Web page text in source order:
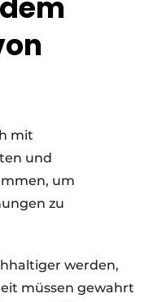
mit
und
um
zu
werden,
müssen gewahrt